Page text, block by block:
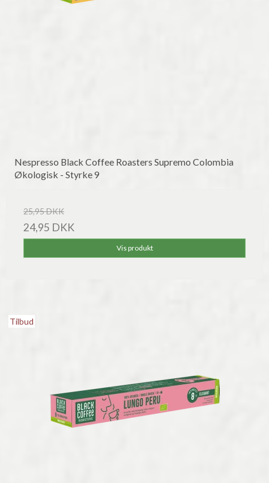
Nespresso Black Coffee Roasters Supremo Colombia
Økologisk - Styrke 9
25,95 DKK
24,95 DKK
Vis produkt
Tilbud